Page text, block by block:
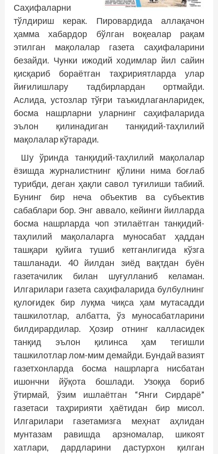
Саҳифаларни
тўлдириш керак. Пировардида аллақачон
ҳамма хабардор бўлган воқеалар рақам
этилган мақолалар газета саҳифаларини
безайди. Чунки ижодий ходимлар йил сайин
қисқариб бораётган таҳририятларда улар
йиғилишлару тадбирлардан ортмайди.
Аслида, устозлар тўғри таъкидлаганларидек,
босма нашрларни уларнинг саҳифаларида
эълон қилинадиган танқидий-таҳлилий
мақолалар кўтаради.
Шу ўринда танқидий-таҳлилий мақолалар
ёзишда журналистнинг қўлини нима боғлаб
турибди, деган ҳақли савол туғилиши табиий.
Бунинг бир неча объектив ва субъектив
сабаблари бор. Энг аввало, кейинги йилларда
босма нашрларда чоп этилаётган танқидий-
таҳлилий мақолаларга муносабат ҳаддан
ташқари қуйига тушиб кетганлигида кўзга
ташланади. 40 йилдан зиёд вақтдан буён
газетачилик билан шуғулланиб келаман.
Илгарилари газета саҳифаларида булбулнинг
қулоғидек бир луқма чиқса ҳам мутасадди
ташкилотлар, албатта, ўз муносабатларини
билдирардилар. Ҳозир отнинг калласидек
танқид эълон қилинса ҳам тегишли
ташкилотлар лом-мим демайди. Бундай вазият
газетхонларда босма нашрларга нисбатан
ишончни йўқота бошлади. Узоққа бориб
ўтирмай, ўзим ишлаётган “Янги Сирдарё”
газетаси таҳририяти ҳаётидан бир мисол.
Илгарилари газетамизга меҳнат аҳлидан
мунтазам равишда арзномалар, шикоят
хатлари, дардларини дастурхон қилган